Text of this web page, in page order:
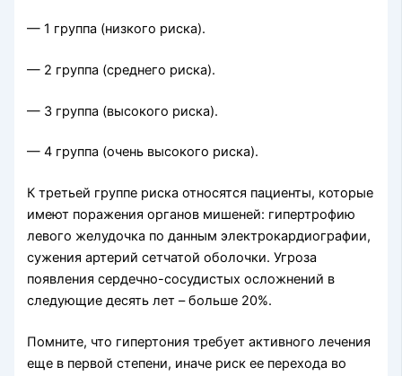
— 1 группа (низкого риска).
— 2 группа (среднего риска).
— 3 группа (высокого риска).
— 4 группа (очень высокого риска).
К третьей группе риска относятся пациенты, которые
имеют поражения органов мишеней: гипертрофию
левого желудочка по данным электрокардиографии,
сужения артерий сетчатой оболочки. Угроза
появления сердечно-сосудистых осложнений в
следующие десять лет – больше 20%.
Помните, что гипертония требует активного лечения
еще в первой степени, иначе риск ее перехода во